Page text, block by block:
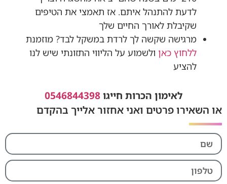
לדעת להתנהל איתם. אז תאמצי את הטיפים
שקיבלת לאורך החיים שלך
מרגישה שקשה לך לרדת במשקל לבד? מוזמנת
ללחוץ כאן ולשמוע על הליווי התזונתי שיש לנו
להציע
לאימון הכרות חייגו0546844398
או השאירו פרטים ואני אחזור אלייך בהקדם